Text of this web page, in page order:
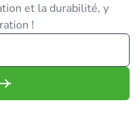
et la durabilité, y
!